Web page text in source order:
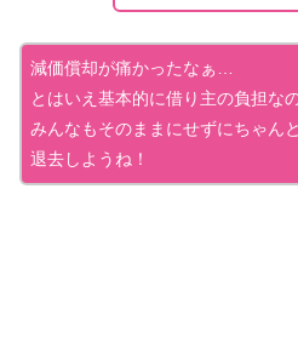
減価償却が痛かったなぁ…
とはいえ基本的に借り主の負担な
みんなもそのままにせずにちゃん
退去しようね！